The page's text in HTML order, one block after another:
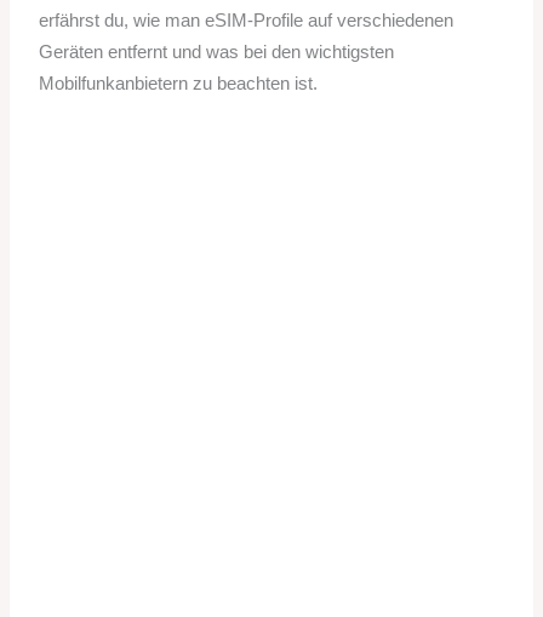
erfährst du, wie man eSIM-Profile auf verschiedenen
Geräten entfernt und was bei den wichtigsten
Mobilfunkanbietern zu beachten ist.